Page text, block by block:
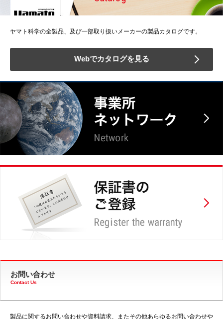
ヤマト科学の全製品、及び一部取り扱いメーカーの製品カタログです。
Webでカタログを見る
お問い合わせ
Contact Us
製品に関するお問い合わせや資料請求、またその他あらゆるお問い合わせや